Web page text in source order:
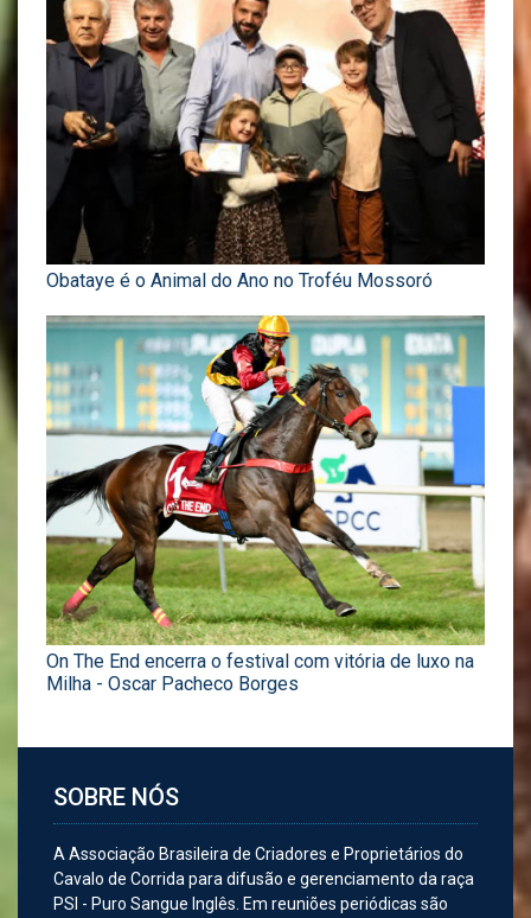
Obataye é o Animal do Ano no Troféu Mossoró
On The End encerra o festival com vitória de luxo na
Milha - Oscar Pacheco Borges
SOBRE NÓS
A Associação Brasileira de Criadores e Proprietários do
Cavalo de Corrida para difusão e gerenciamento da raça
PSI - Puro Sangue Inglês. Em reuniões periódicas são